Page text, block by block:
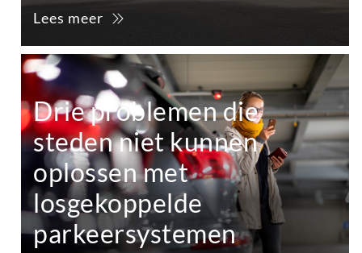
Lees meer
Drie problemen die
steden niet kunnen
oplossen met
losgekoppelde
parkeersystemen